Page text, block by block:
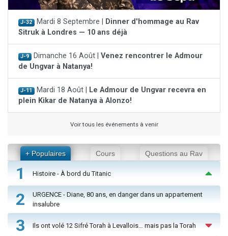
J-32 Mardi 8 Septembre |
Dinner d'hommage au Rav
Sitruk à Londres — 10 ans déjà
J-9 Dimanche 16 Août | Venez rencontrer le Admour
de Ungvar à Natanya!
J-11 Mardi 18 Août |
Le Admour de Ungvar recevra en
plein Kikar de Natanya à Alonzo!
Voir tous les événements à venir
+ Populaires Cours Questions au Rav
1 Histoire - À bord du Titanic
2
URGENCE - Diane, 80 ans, en danger dans un appartement
insalubre
3 Ils ont volé 12 Sifré Torah à Levallois… mais pas la Torah